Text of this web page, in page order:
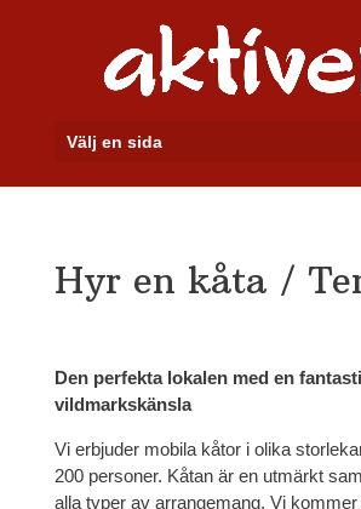
Välj en sida
Hyr en kåta /
Den perfekta lokalen med en
vildmarkskänsla
Vi erbjuder mobila kåtor i olika
200 personer. Kåtan är en utmärkt
alla typer av arrangemang. Vi